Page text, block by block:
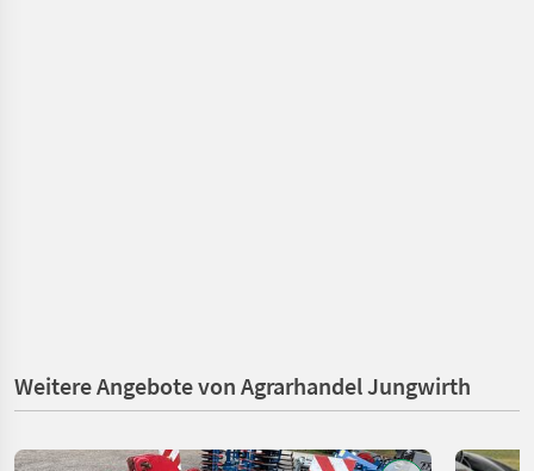
Weitere Angebote von Agrarhandel Jungwirth